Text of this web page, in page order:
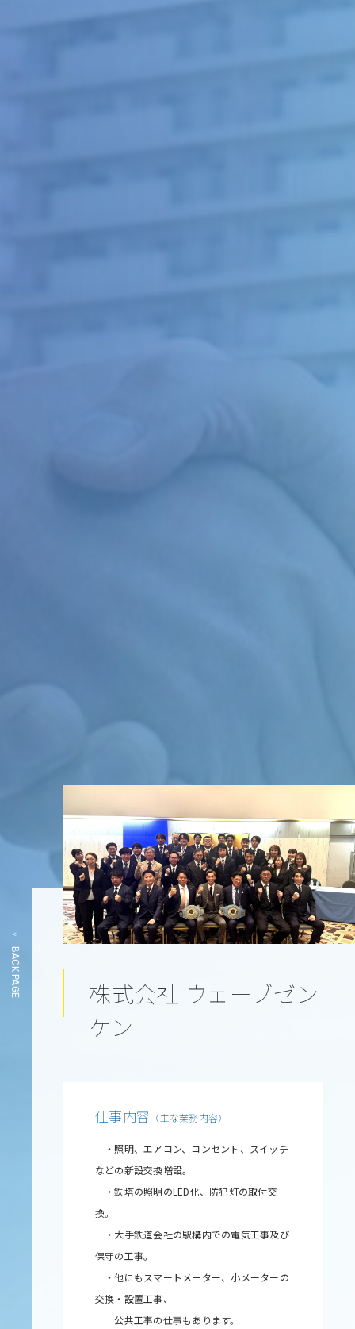
BACK PAGE
株式会社 ウェーブゼン
ケン
仕事内容 （主な業務内容）
・照明、エアコン、コンセント、スイッチ
などの新設交換増設。
・鉄塔の照明のLED化、防犯灯の取付交
換。
・大手鉄道会社の駅構内での電気工事及び
保守の工事。
・他にもスマートメーター、小メーターの
交換・設置工事、
公共工事の仕事もあります。